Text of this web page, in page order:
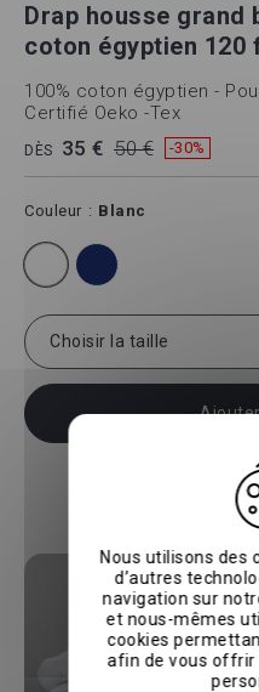
Drap housse grand
coton égyptien 120
100% coton égyptien -
Certifié Oeko -Tex
DÈS 35 € 50 € -30%
Couleur Blanc
Choisir la taille
Vous
-20%
Nous utilisons des
d’autres
navigation sur
et nous-mêmes
cookies
afin de vous offrir